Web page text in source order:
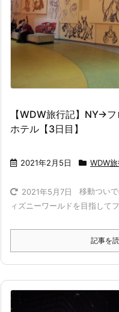
【WDW旅行記】NY→
ホテル【3日目】
2021年2月5日 WDW
2021年5月7日
移動つい
ィズニーワールドを目指して
記事を